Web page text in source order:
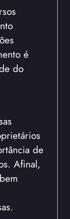
é
do
de
Afinal,